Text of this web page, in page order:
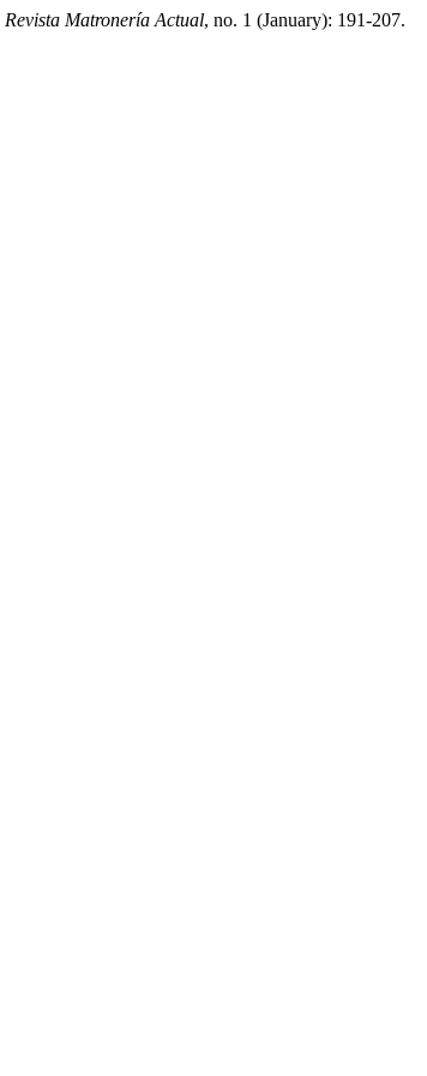
Revista Matronería Actual, no. 1 (January): 191-207.